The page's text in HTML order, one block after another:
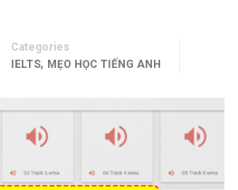
Categories
IELTS, MẸO HỌC TIẾNG ANH